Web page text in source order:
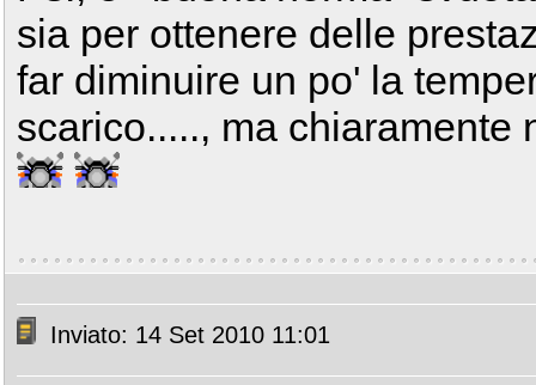
sia per ottenere delle
far diminuire un po' la
scarico....., ma
Inviato: 14 Set 2010 11:01